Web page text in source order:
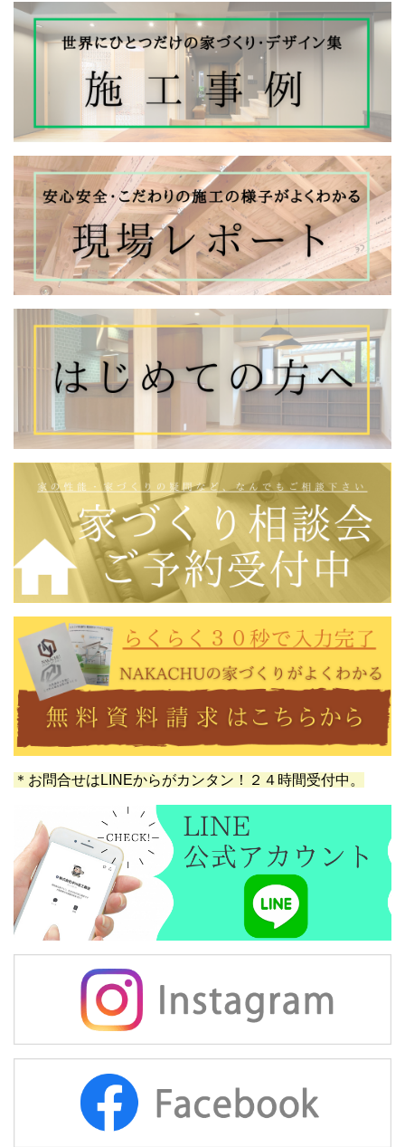
＊お問合せはLINEからがカンタン！２４時間受付中。